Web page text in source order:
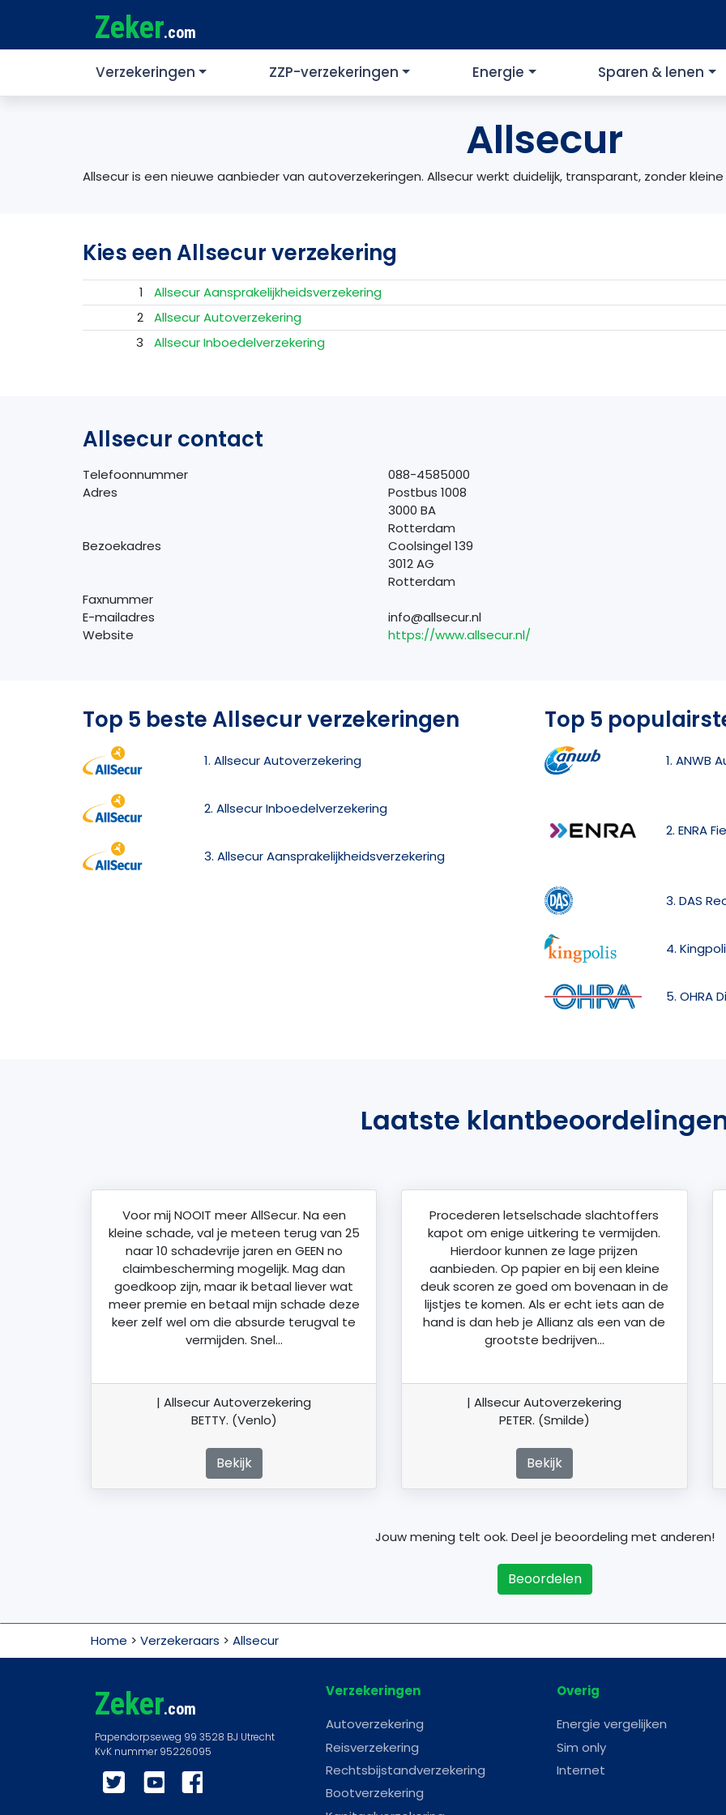
Zeker.com
Verzekeringen ZZP-verzekeringen Energie Sparen & lenen
Allsecur
Allsecur is een nieuwe aanbieder van autoverzekeringen. Allsecur werkt duidelijk, transparant, zonder
Kies een Allsecur verzekering
1 Allsecur Aansprakelijkheidsverzekering
2
Allsecur Autoverzekering
3
Allsecur Inboedelverzekering
Allsecur contact
Telefoonnummer
088-4585000
Adres
Postbus 1008
3000 BA
Rotterdam
Bezoekadres
Coolsingel 139
3012 AG
Rotterdam
Faxnummer
E-mailadres
info@allsecur.nl
Website
https://www.allsecur.nl/
Top 5 beste Allsecur verzekeringen
1. Allsecur Autoverzekering
2. Allsecur Inboedelverzekering
3. Allsecur Aansprakelijkheidsverzekering
Top 5
1. ANWB
2. ENRA
3. DAS
4.
5. OHRA
Laatste
Voor mij NOOIT meer AllSecur. Na een
kleine schade, val je meteen terug van 25
naar 10 schadevrije jaren en GEEN no
claimbescherming mogelijk. Mag dan
goedkoop zijn, maar ik betaal liever wat
meer premie en betaal mijn schade deze
keer zelf wel om die absurde terugval te
vermijden. Snel…
| Allsecur Autoverzekering
BETTY. (Venlo)
Bekijk
Procederen letselschade slachtoffers
kapot om enige uitkering te vermijden.
Hierdoor kunnen ze lage prijzen
aanbieden. Op papier en bij een kleine
deuk scoren ze goed om bovenaan in de
lijstjes te komen. Als er echt iets aan de
hand is dan heb je Allianz als een van de
grootste bedrijven…
| Allsecur Autoverzekering
PETER. (Smilde)
Bekijk
Jouw mening telt ook. Deel je beoordeling met anderen!
Beoordelen
Home > Verzekeraars > Allsecur
Zeker.com
Twitter YouTube
Verzekeringen
Autoverzekering
Reisverzekering
Rechtsbijstandverzekering
Bootverzekering
Overig
Energie vergelijken
Sim only
Internet